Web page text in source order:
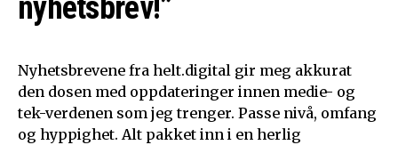
nyhetsbrev!”
Nyhetsbrevene fra helt.digital gir meg akkurat
den dosen med oppdateringer innen medie- og
tek-verdenen som jeg trenger. Passe nivå, omfang
og hyppighet. Alt pakket inn i en herlig